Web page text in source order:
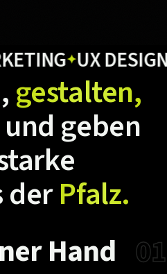
✦UX DESIGN✦
gestalten,
und geben
derPfalz.
Hand 01